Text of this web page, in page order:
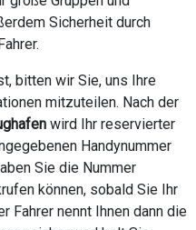
Sicherheit durch
bitten wir Sie, uns Ihre
mitzuteilen. Nach der
wird Ihr reservierter
Handynummer
Sie die Nummer
können, sobald Sie Ihr
Fahrer nennt Ihnen dann die